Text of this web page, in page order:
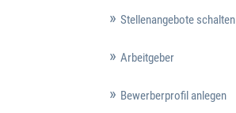
Stellenangebote schalten
Arbeitgeber
Bewerberprofil anlegen